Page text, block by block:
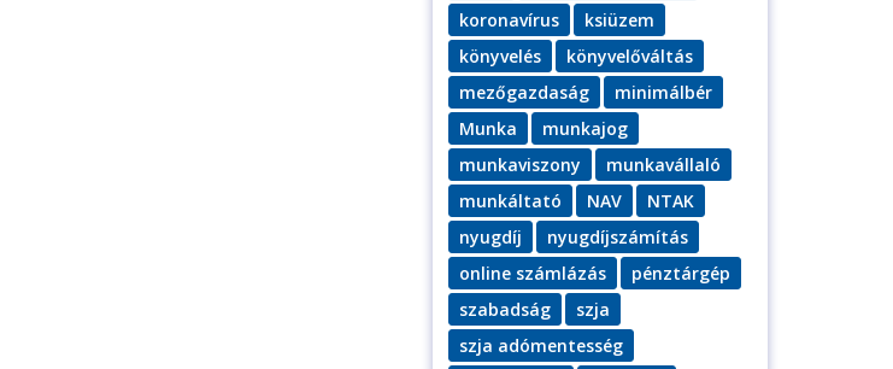
koronavírus
ksiüzem
könyvelés
könyvelőváltás
mezőgazdaság
minimálbér
Munka
munkajog
munkaviszony
munkavállaló
munkáltató
NAV
NTAK
nyugdíj
nyugdíjszámítás
online számlázás
pénztárgép
szabadság
szja
szja adómentesség